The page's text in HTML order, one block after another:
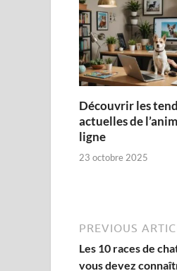
Découvrir les
actuelles de
ligne
23 octobre 2025
PREVIOUS
Les 10 races de
vous devez